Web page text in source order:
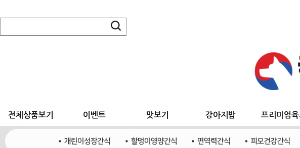
전체상품보기 이벤트 맛보기 강아지밥 프리미엄